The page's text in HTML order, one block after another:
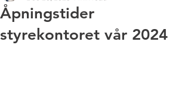
Åpningstider
styrekontoret vår 2024